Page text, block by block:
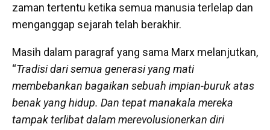
zaman tertentu ketika semua manusia terlelap dan
menganggap sejarah telah berakhir.
Masih dalam paragraf yang sama Marx melanjutkan,
“Tradisi dari semua generasi yang mati
membebankan bagaikan sebuah impian-buruk atas
benak yang hidup. Dan tepat manakala mereka
tampak terlibat dalam merevolusionerkan diri